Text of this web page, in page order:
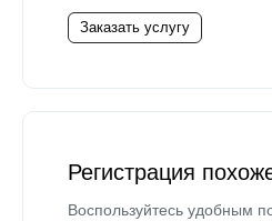
Заказать услугу
Регистрация
Воспользуйтесь удобным